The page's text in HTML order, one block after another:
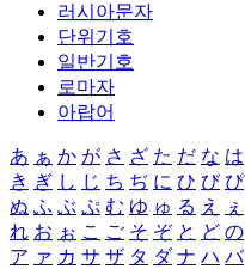
러시아문자
단위기호
일반기호
로마자
아랍어
あ ぁ か が さ ざ た だ な は
き ぎ し じ ち ぢ に ひ び ぴ
ぬ ふ ぶ ぷ む ゆ ゅ る え ぇ
れ お ぉ こ ご そ ぞ と ど の
ア ァ カ サ ザ タ ダ ナ ハ バ